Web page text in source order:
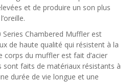
et de produire un son plus
Chambered Muffler est
de haute qualité qui résistent à la
corps du muffler est fait d’acier
sont faits de matériaux résistants à
durée de vie longue et une